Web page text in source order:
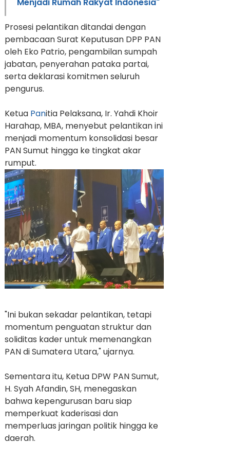
Prosesi pelantikan ditandai dengan
pembacaan Surat Keputusan DPP PAN
oleh Eko Patrio, pengambilan sumpah
jabatan, penyerahan pataka partai,
serta deklarasi komitmen seluruh
pengurus.
Ketua Panitia Pelaksana, Ir. Yahdi Khoir
Harahap, MBA, menyebut pelantikan ini
menjadi momentum konsolidasi besar
PAN Sumut hingga ke tingkat akar
rumput.
"Ini bukan sekadar pelantikan, tetapi
momentum penguatan struktur dan
soliditas kader untuk memenangkan
PAN di Sumatera Utara," ujarnya.
Sementara itu, Ketua DPW PAN Sumut,
H. Syah Afandin, SH, menegaskan
bahwa kepengurusan baru siap
memperkuat kaderisasi dan
memperluas jaringan politik hingga ke
daerah.